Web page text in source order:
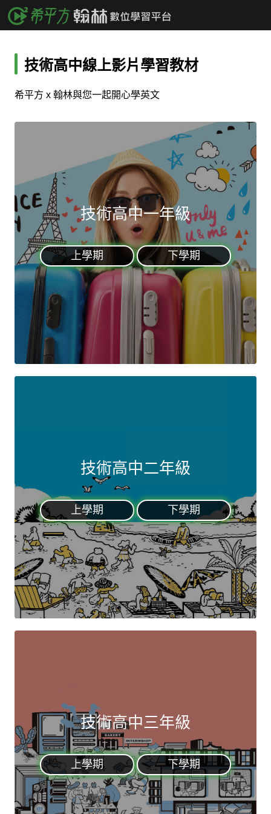
技術高中線上影片學習教材
希平方 x 翰林與您一起開心學英文
技術高中一年級
上學期 下學期
技術高中二年級
上學期 下學期
技術高中三年級
上學期 下學期